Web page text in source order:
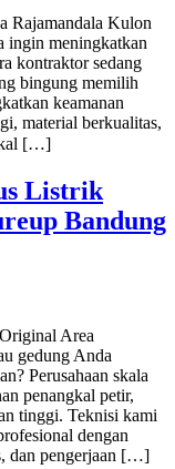
Rajamandala Kulon
ingin meningkatkan
kontraktor sedang
bingung memilih
keamanan
material berkualitas,
[…]
Listrik
Bandung
Area
gedung Anda
Perusahaan skala
penangkal petir,
tinggi. Teknisi kami
dengan
dan pengerjaan […]